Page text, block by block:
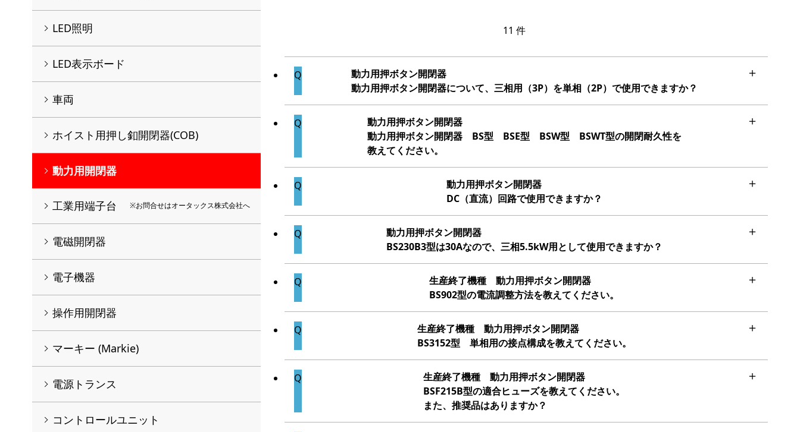
11 件
動力用押ボタン開閉器
動力用押ボタン開閉器について、三相用（3P）を単相（2P）で使用できますか？
動力用押ボタン開閉器
動力用押ボタン開閉器 BS型 BSE型 BSW型 BSWT型の開閉耐久性を
教えてください。
動力用押ボタン開閉器
DC（直流）回路で使用できますか？
動力用押ボタン開閉器
BS230B3型は30Aなので、三相5.5kW用として使用できますか？
生産終了機種 動力用押ボタン開閉器
BS902型の電流調整方法を教えてください。
生産終了機種 動力用押ボタン開閉器
BS3152型 単相用の接点構成を教えてください。
生産終了機種 動力用押ボタン開閉器
BSF215B型の適合ヒューズを教えてください。
また、推奨品はありますか？
LED照明
LED表示ボード
車両
ホイスト用押し釦開閉器(COB)
動力用開閉器
工業用端子台 ※お問合せはオータックス株式会社へ
電磁開閉器
電子機器
操作用開閉器
マーキー (Markie)
電源トランス
コントロールユニット